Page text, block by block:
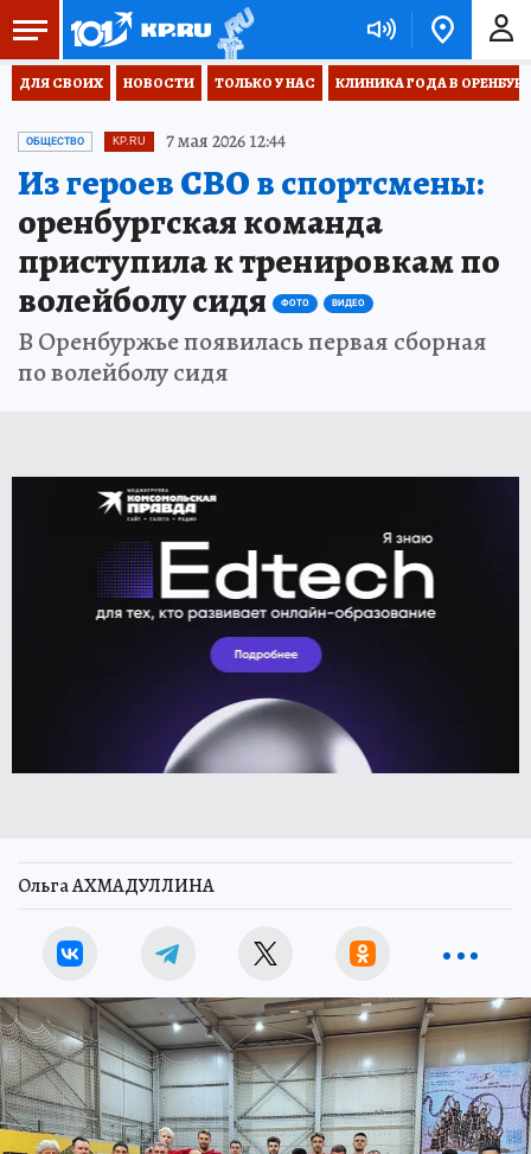
ДЛЯ СВОИХ НОВОСТИ ТОЛЬКО У НАС КЛИНИКА ГОДА В
ОБЩЕСТВО KP.RU 7 мая 2026 12:44
Из героев СВО в спортсмены:
оренбургская команда
приступила к тренировкам по
волейболу сидя
ФОТО ВИДЕО
В Оренбуржье появилась первая сборная
по волейболу сидя
Ольга АХМАДУЛЛИНА